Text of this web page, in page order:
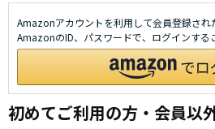
Amazonアカウントを利用して会員登録され
AmazonのID、パスワードで、ログインする
初めてご利用の方・会員以